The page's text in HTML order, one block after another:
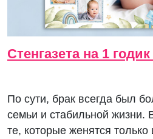
Стенгазета на 1
По сути, брак всегда был
семьи и стабильной жизни.
те, которые женятся только